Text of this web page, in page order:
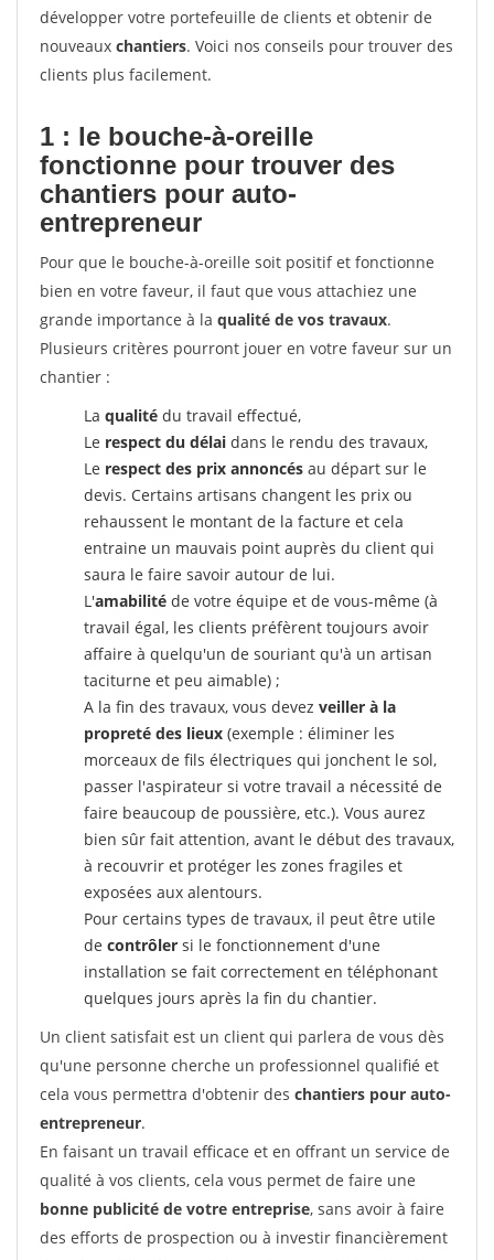
développer votre portefeuille de clients et obtenir de
nouveaux chantiers. Voici nos conseils pour trouver des
clients plus facilement.
1 : le bouche-à-oreille
fonctionne pour trouver des
chantiers pour auto-
entrepreneur
Pour que le bouche-à-oreille soit positif et fonctionne
bien en votre faveur, il faut que vous attachiez une
grande importance à la qualité de vos travaux.
Plusieurs critères pourront jouer en votre faveur sur un
chantier :
La qualité du travail effectué,
Le respect du délai dans le rendu des travaux,
Le respect des prix annoncés au départ sur le
devis. Certains artisans changent les prix ou
rehaussent le montant de la facture et cela
entraine un mauvais point auprès du client qui
saura le faire savoir autour de lui.
L'amabilité de votre équipe et de vous-même (à
travail égal, les clients préfèrent toujours avoir
affaire à quelqu'un de souriant qu'à un artisan
taciturne et peu aimable) ;
A la fin des travaux, vous devez veiller à la
propreté des lieux (exemple : éliminer les
morceaux de fils électriques qui jonchent le sol,
passer l'aspirateur si votre travail a nécessité de
faire beaucoup de poussière, etc.). Vous aurez
bien sûr fait attention, avant le début des travaux,
à recouvrir et protéger les zones fragiles et
exposées aux alentours.
Pour certains types de travaux, il peut être utile
de contrôler si le fonctionnement d'une
installation se fait correctement en téléphonant
quelques jours après la fin du chantier.
Un client satisfait est un client qui parlera de vous dès
qu'une personne cherche un professionnel qualifié et
cela vous permettra d'obtenir des chantiers pour auto-
entrepreneur.
En faisant un travail efficace et en offrant un service de
qualité à vos clients, cela vous permet de faire une
bonne publicité de votre entreprise, sans avoir à faire
des efforts de prospection ou à investir financièrement